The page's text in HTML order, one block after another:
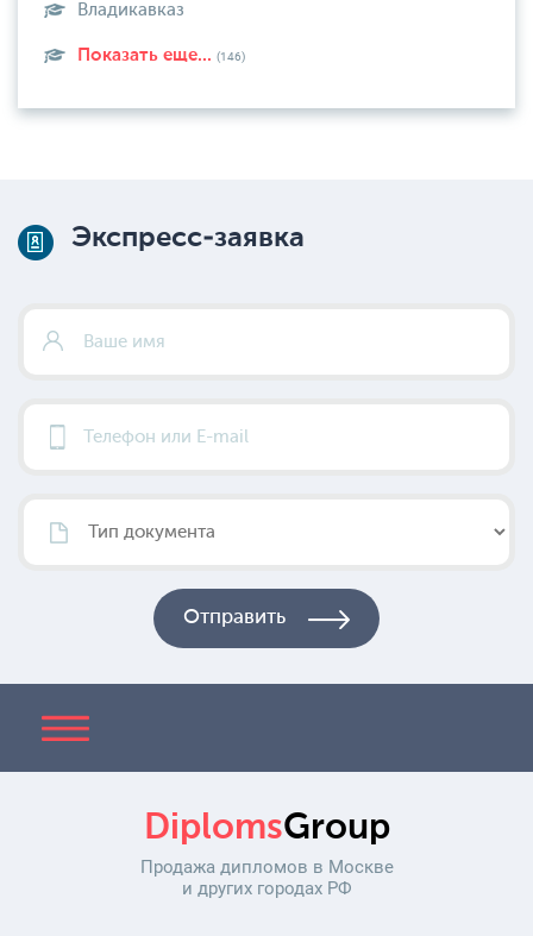
Владикавказ
Показать еще... (146)
Экспресс-заявка
DiplomsGroup
Продажа дипломов в Москве
и других городах РФ